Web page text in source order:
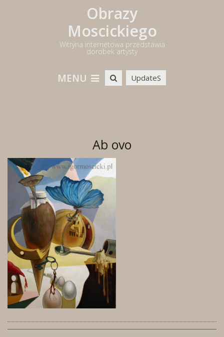
Obrazy
Moscickiego
Witryna internetowa przedstawia
dorobek artysty
MENU UpdateS
Ab ovo